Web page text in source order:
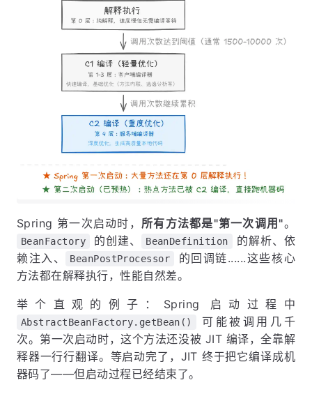
Spring 第一次启动时， 所有方法都是"第一次调用"。
BeanFactory 的创建、 BeanDefinition
的解析、依
赖注入、
BeanPostProcessor
的回调链......这些核心
方法都在解释执行，性能自然差。
举个直观的例子：Spring 启动过程中
AbstractBeanFactory.getBean()
可能被调用几千
次。第一次启动时，这个方法还没被 JIT 编译，全靠解
释器一行行翻译。等启动完了，JIT 终于把它编译成机
器码了——但启动过程已经结束了。